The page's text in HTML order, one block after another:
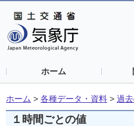
ホーム
ホーム > 各種データ・資料 > 過
１時間ごとの値